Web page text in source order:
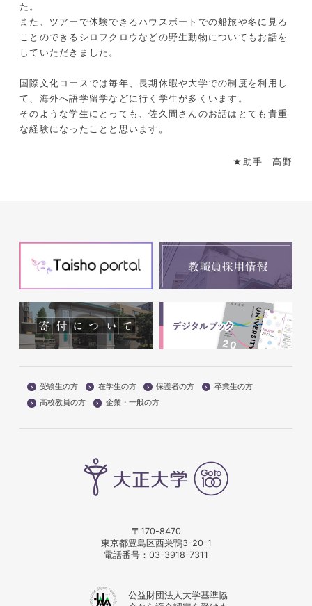
た。
また、ツアーで体験できるハウスボートでの船旅や冬に見る
ことのできるシロフクロウなどの野生動物についてもお話を
していただきました。
国際文化コースでは毎年、長期休暇や大学での制度を利用し
て、海外へ語学留学などに行く学生が多くいます。
そのような学生にとっても、佐久間さんのお話はとても貴重
な経験になったことと思います。
★助手 高野
受験生の方 在学生の方 保護者の方
卒業生の方
高校教員の方
企業・一般の方
〒170-8470
東京都豊島区西巣鴨3-20-1
電話番号： 03-3918-7311
公益財団法人大学基準協